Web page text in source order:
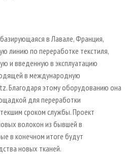
ПЛИТ в Лавале, Франция,
линию по переработке текстиля,
и введенную в эксплуатацию
в международную
Благодаря этому оборудованию она
для переработки
сроком службы. Проект
волокон из бывшей в
в конечном итоге будут
новых тканей.